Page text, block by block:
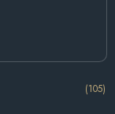
(105)